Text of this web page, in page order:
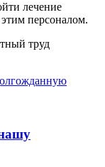
лечение
персоналом.
труд